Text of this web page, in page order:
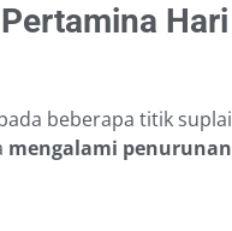
Hari
beberapa titik suplai
mengalami penurunan